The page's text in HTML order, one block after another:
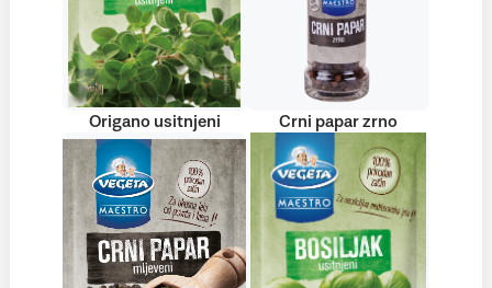
Origano usitnjeni Crni papar zrno